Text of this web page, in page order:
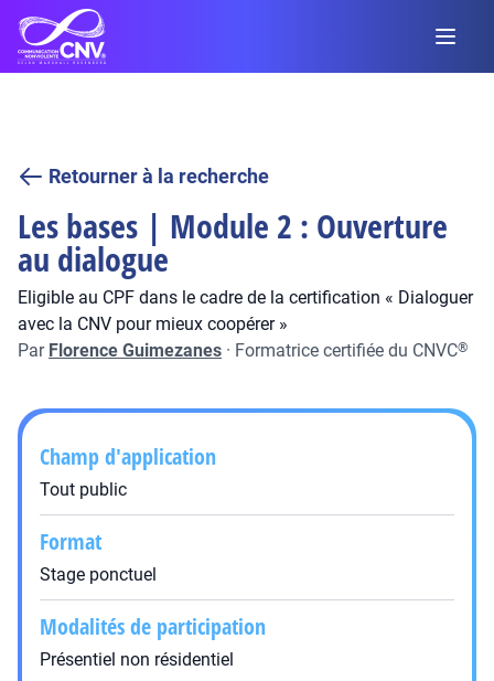
Retourner à la recherche
Les bases | Module 2 : Ouverture
au dialogue
Eligible au CPF dans le cadre de la certification « Dialoguer
avec la CNV pour mieux coopérer »
Par Florence Guimezanes · Formatrice certifiée du CNVC®
Champ d'application
Tout public
Format
Stage ponctuel
Modalités de participation
Présentiel non résidentiel